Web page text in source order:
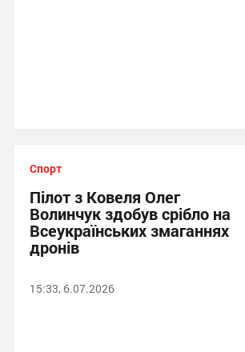
Спорт
Пілот з Ковеля Олег
Волинчук здобув срібло на
Всеукраїнських змаганнях
дронів
15:33, 6.07.2026